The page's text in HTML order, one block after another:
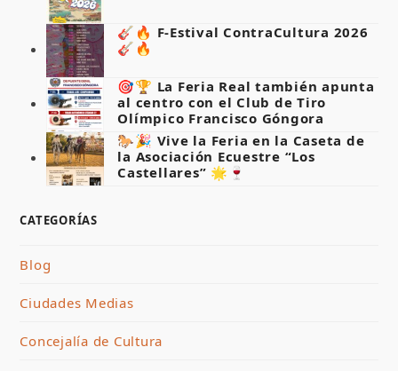
🎸🔥 F-Estival ContraCultura 2026
🎸🔥
🎯🏆 La Feria Real también apunta
al centro con el Club de Tiro
Olímpico Francisco Góngora
🐎🎉 Vive la Feria en la Caseta de
la Asociación Ecuestre “Los
Castellares” 🌟🍷
CATEGORÍAS
Blog
Ciudades Medias
Concejalía de Cultura